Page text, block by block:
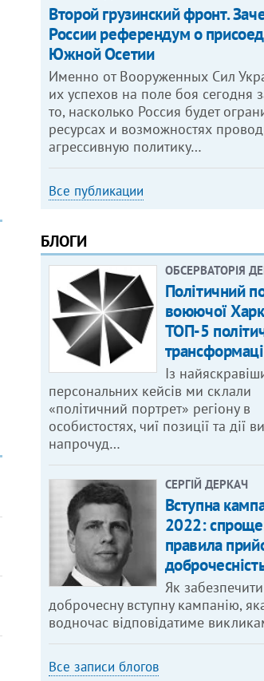
Второй грузинский фронт.
России референдум о
Южной Осетии
Именно от Вооруженных Сил
их успехов на поле боя сегодня
то, насколько Россия будет
ресурсах и возможностях
агрессивную политику…
Все публикации
БЛОГИ
ОБСЕРВАТОРІЯ
Політичний
воюючої
ТОП-5
Із
персональних кейсів ми склали
«політичний портрет» регіону в
особистостях, чиї позиції та дії
напрочуд…
СЕРГІЙ ДЕРКАЧ
Вступна
2022:
правила
Як забезпечити
доброчесну вступну кампанію,
водночас відповідатиме
Все записи блогов